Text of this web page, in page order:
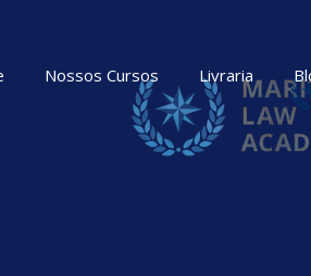
Nossos Cursos Livraria